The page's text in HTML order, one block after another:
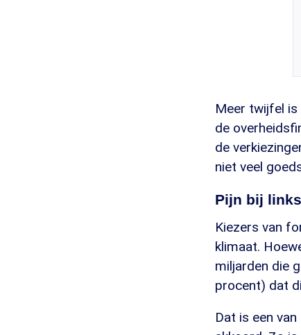
Meer twijfel is
de
de
niet veel
Pijn bij
Kiezers van
klimaat.
miljarden die
procent) dat
Dat is een